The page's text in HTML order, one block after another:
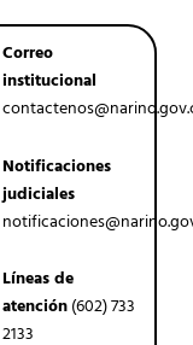
Correo
institucional
Notificaciones
judiciales
Líneas de
atención(602) 733
2133